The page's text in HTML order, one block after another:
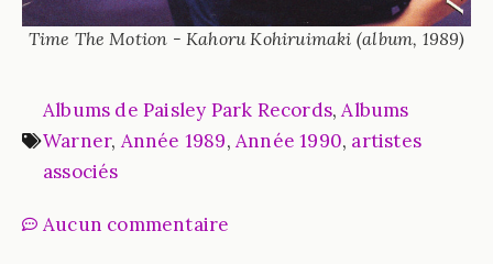
Time The Motion - Kahoru Kohiruimaki (album, 1989)
Albums de Paisley Park Records,Albums
Warner, Année 1989,Année 1990, artistes
associés
Aucun commentaire